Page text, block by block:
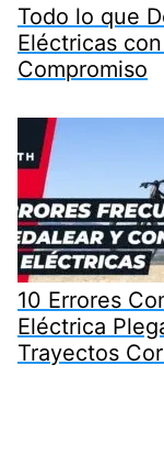
Todo lo que
Eléctricas
Compromiso
10 Errores
Eléctrica
Trayectos